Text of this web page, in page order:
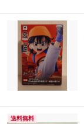
送料無料